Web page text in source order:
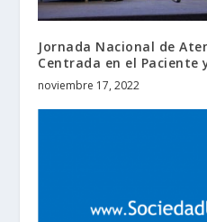
Jornada Nacional de
Centrada en el Paciente
noviembre 17, 2022